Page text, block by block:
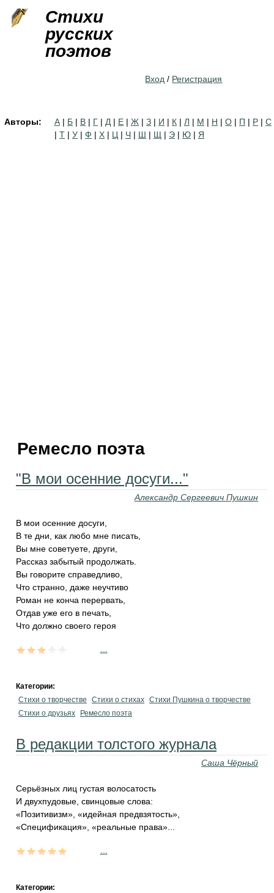
Стихи
русских
поэтов
Вход / Регистрация
Авторы: А | Б | В | Г | Д | Е | Ж | З | И | К | Л | М | Н | О | П | Р | С
| Т | У | Ф | Х | Ц | Ч | Ш | Щ | Э | Ю | Я
Ремесло поэта
"В мои осенние досуги..."
Александр Сергеевич Пушкин
В мои осенние досуги,
В те дни, как любо мне писать,
Вы мне советуете, други,
Рассказ забытый продолжать.
Вы говорите справедливо,
Что странно, даже неучтиво
Роман не конча перервать,
Отдав уже его в печать,
Что должно своего героя
Категории:
Стихи о творчестве
Стихи о стихах Стихи Пушкина о творчестве
Стихи о друзьях
Ремесло поэта
В редакции толстого журнала
Саша Чёрный
Серьёзных лиц густая волосатость
И двухпудовые, свинцовые слова:
«Позитивизм», «идейная предвзятость»,
«Спецификация», «реальные права»...
Категории: